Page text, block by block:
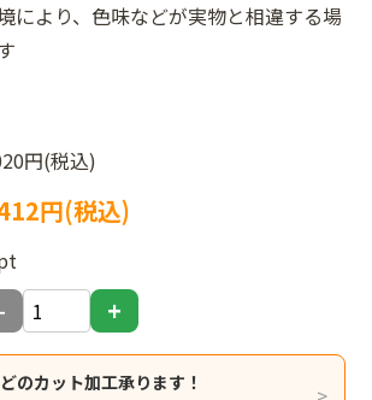
により、色味などが実物と相違する場
円(税込)
円(税込)
のカット加工承ります！